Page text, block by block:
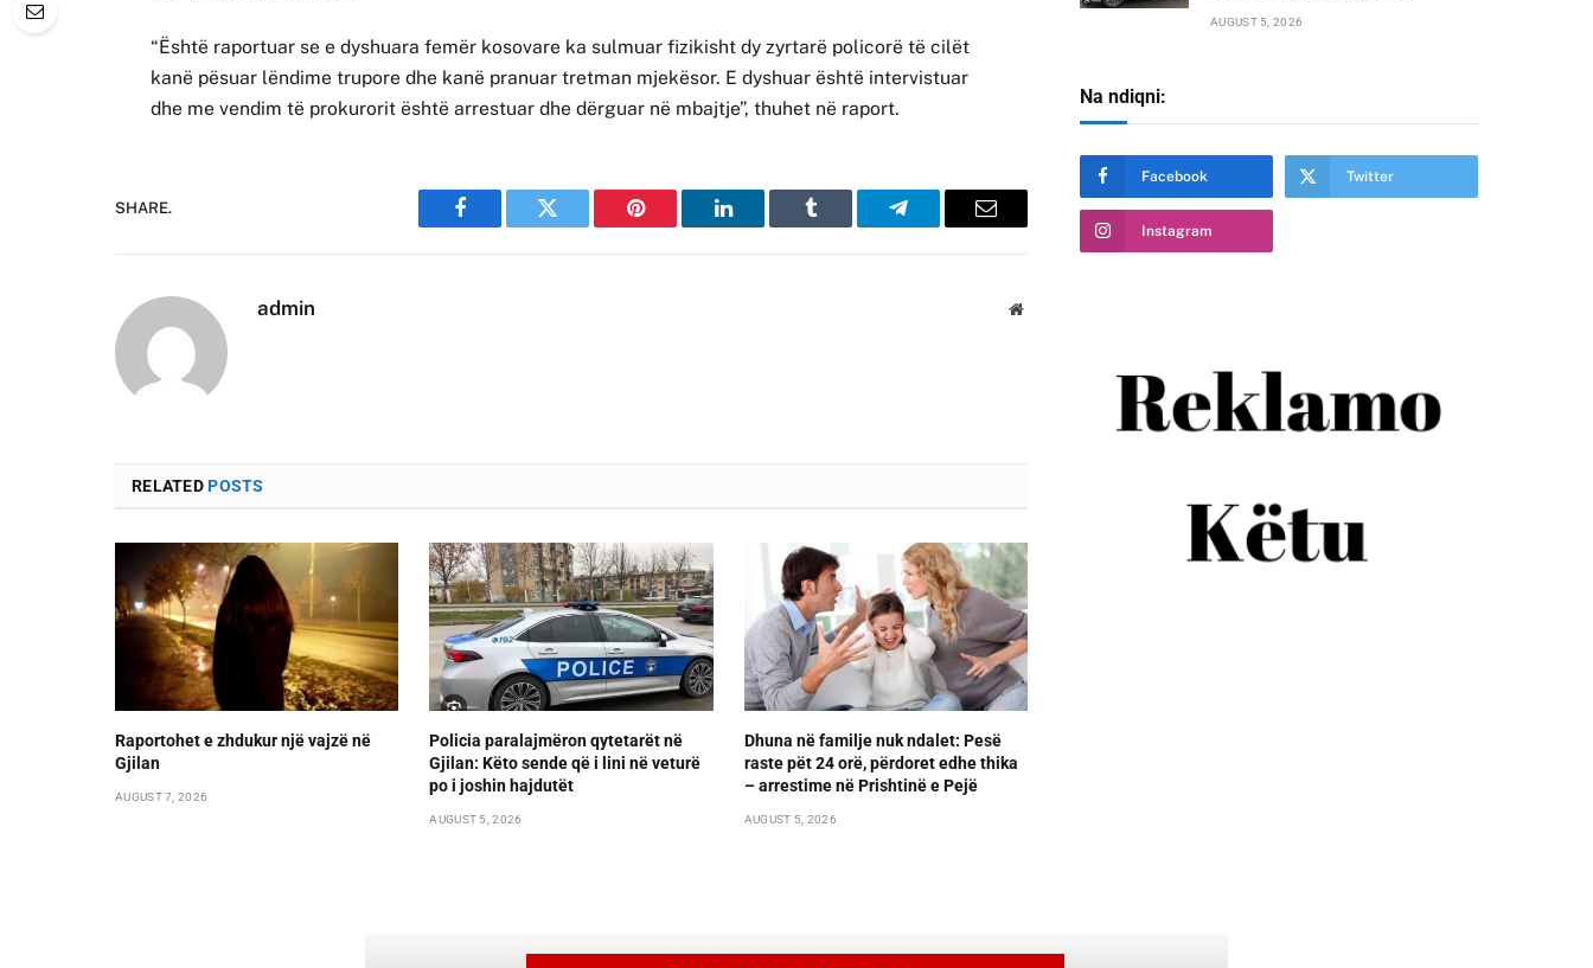
“Është raportuar se e dyshuara femër kosovare ka sulmuar fizikisht dy zyrtarë policorë të cilët
kanë pësuar lëndime trupore dhe kanë pranuar tretman mjekësor. E dyshuar është intervistuar
dhe me vendim të prokurorit është arrestuar dhe dërguar në mbajtje”, thuhet në raport.
SHARE.
Facebook Twitter Pinterest LinkedIn Tumblr Telegram Email
admin Website
RELATEDPOSTS
Raportohet e zhdukur një vajzë në
Gjilan
AUGUST 7, 2026
Policia paralajmëron qytetarët në
Gjilan: Këto sende që i lini në veturë
po i joshin hajdutët
AUGUST 5, 2026
Dhuna në familje nuk ndalet: Pesë
raste pët 24 orë, përdoret edhe thika
– arrestime në Prishtinë e Pejë
AUGUST 5, 2026
AUGUST 5, 2026
Na ndiqni:
Facebook Twitter
Instagram